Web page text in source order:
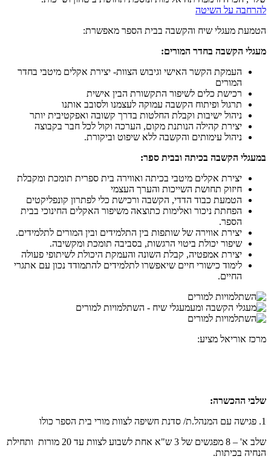
להרחבה על השיטה
הטמעת מעגלי שיח והקשבה בבית הספר מאפשרת:
מעגלי הקשבה בחדר המורים:
העמקת הקשר האישי וגיבוש הצוות- יצירת אקלים מיטבי בחדר
המורים
רכישת כלים לשיפור התקשורת הבין אישית
תרגול ופיתוח הקשבה עמוקה לעצמנו ולסובב אותנו
ניהול ישיבות וקבלת החלטות בדרך קשובה ואפקטיבית יותר
יצירת קהילה הנותנת מקום, הערכה וקול לכל חבר בקבוצה
ניהול עימותים והקשבה ללא שיפוט וביקורת.
במעגלי הקשבה בכיתה ובבית ספר:
יצירת אקלים מיטבי בכיתה ואווירה בית ספרית תומכת ומקבלת
חיזוק תחושת השייכות והערך העצמי
הטמעת כבוד הדדי, הקשבה ורכישת כלי לפתרון קונפליקטים
הפחתת ניכור ואלימות כתוצאה משיפור האקלים החינוכי בבית
הספר.
יצירת אווירה של שותפות בין התלמידים ובין המורים לתלמידים.
שיפור יכולת ביטוי הרגשות, בסביבה תומכת ומקשיבה.
יצירת אמפטיה, קבלת השונה והעמקת היכולת לשיתופי פעולה
לימוד כישורי חיים שיאפשרו לתלמידים להתמודד נכון עם אתגרי
החיים.
מרכז אוריאל מציע:
שלבי ההכשרה:
1. פגישה עם המנהל.ת/ סדנת חשיפה לצוות מורי בית הספר כולו
שלב א' – 8 מפגשים של 3 ש"א אחת לשבוע לצוות עד 20 מורות ותחילת
הנחיה בכיתות.